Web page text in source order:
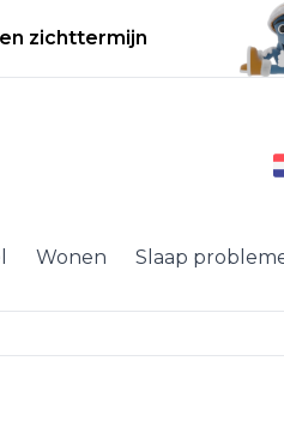
zichttermijn
Wonen Slaap